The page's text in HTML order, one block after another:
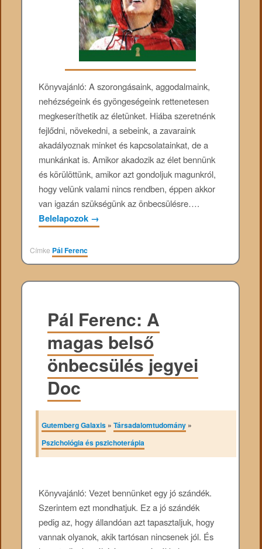
Könyvajánló: A ​szorongásaink, aggodalmaink,
nehézségeink és gyöngeségeink rettenetesen
megkeseríthetik az életünket. Hiába szeretnénk
fejlődni, növekedni, a sebeink, a zavaraink
akadályoznak minket és kapcsolatainkat, de a
munkánkat is. Amikor akadozik az élet bennünk
és körülöttünk, amikor azt gondoljuk magunkról,
hogy velünk valami nincs rendben, éppen akkor
van igazán szükségünk az önbecsülésre….
Belelapozok →
Címke Pál Ferenc
Pál Ferenc: A
magas belső
önbecsülés jegyei
Doc
Gutemberg Galaxis »Társadalomtudomány »
Pszichológia és pszichoterápia
Könyvajánló: Vezet bennünket egy jó szándék.
Szerintem ezt mondhatjuk. Ez a jó szándék
pedig az, hogy állandóan azt tapasztaljuk, hogy
vannak olyanok, akik tartósan nincsenek jól. És